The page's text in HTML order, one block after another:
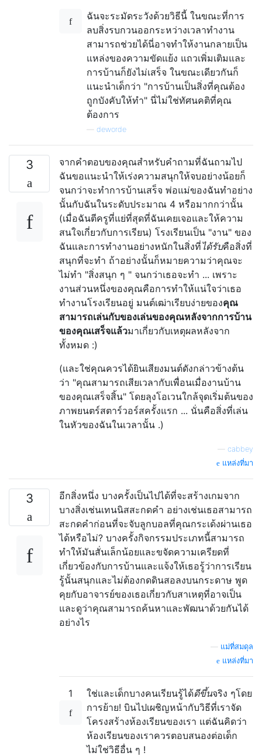
ฉันจะระมัดระวังด้วยวิธีนี้ ในขณะที่การ
ลบสิ่งรบกวนออกระหว่างเวลาทำงาน
สามารถช่วยได้นี่อาจทำให้งานกลายเป็น
แหล่งของความขัดแย้ง แถวเพิ่มเติมและ
การบ้านก็ยังไม่เสร็จ ในขณะเดียวกันก็
แนะนำเด็กว่า "การบ้านเป็นสิ่งที่คุณต้อง
ถูกบังคับให้ทำ" นี่ไม่ใช่ทัศนคติที่คุณ
ต้องการ
deworde
3
จากคำตอบของคุณสำหรับคำถามที่ฉันถามไป
ฉันขอแนะนำให้เร่งความสนุกให้จบอย่างน้อยก็
จนกว่าจะทำการบ้านเสร็จ พ่อแม่ของฉันทำอย่าง
นั้นกับฉันในระดับประมาณ 4 หรือมากกว่านั้น
(เมื่อฉันตีครูที่แย่ที่สุดที่ฉันเคยเจอและให้ความ
สนใจเกี่ยวกับการเรียน) โรงเรียนเป็น "งาน" ของ
ฉันและการทำงานอย่างหนักในสิ่งที่ได้รับคือสิ่งที่
สนุกที่จะทำ ถ้าอย่างนั้นก็หมายความว่าคุณจะ
ไม่ทำ "สิ่งสนุก ๆ " จนกว่าเธอจะทำ ... เพราะ
งานส่วนหนึ่งของคุณคือการทำให้แน่ใจว่าเธอ
ทำงานโรงเรียนอยู่ มนต์เฒ่าเรียบง่ายของคุณ
สามารถเล่นกับของเล่นของคุณหลังจากการบ้าน
ของคุณเสร็จแล้วมาเกี่ยวกับเหตุผลหลังจาก
ทั้งหมด :)
(และใช่คุณควรได้ยินเสียงมนต์ดังกล่าวข้างต้น
ว่า "คุณสามารถเสียเวลากับเพื่อนเมื่องานบ้าน
ของคุณเสร็จสิ้น" โดยลุงโอเวนใกล้จุดเริ่มต้นของ
ภาพยนตร์สตาร์วอร์สครั้งแรก ... นั่นคือสิ่งที่เล่น
ในหัวของฉันในเวลานั้น .)
cabbey
แหล่งที่มา
3
อีกสิ่งหนึ่ง บางครั้งเป็นไปได้ที่จะสร้างเกมจาก
บางสิ่งเช่นเทนนิสสะกดคำ อย่างเช่นเธอสามารถ
สะกดคำก่อนที่จะจับลูกบอลที่คุณกระเด้งผ่านเธอ
ได้หรือไม่? บางครั้งกิจกรรมประเภทนี้สามารถ
ทำให้มันสั่นเล็กน้อยและขจัดความเครียดที่
เกี่ยวข้องกับการบ้านและแจ้งให้เธอรู้ว่าการเรียน
รู้นั้นสนุกและไม่ต้องกดดินสอลงบนกระดาษ พูด
คุยกับอาจารย์ของเธอเกี่ยวกับสาเหตุที่อาจเป็น
และดูว่าคุณสามารถค้นหาและพัฒนาด้วยกันได้
อย่างไร
แม่ที่สมดุล
แหล่งที่มา
1 ใช่และเด็กบางคนเรียนรู้ได้ดีขึ้นจริง ๆโดย
การย้าย! บินไปเผชิญหน้ากับวิธีที่เราจัด
โครงสร้างห้องเรียนของเรา แต่ฉันคิดว่า
ห้องเรียนของเราควรตอบสนองต่อเด็ก
ไม่ใช่วิธีอื่น ๆ !